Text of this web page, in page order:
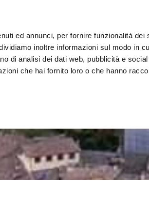
ed annunci, per fornire funzionalità dei
inoltre informazioni sul modo in
di analisi dei dati web, pubblicità e
che hai fornito loro o che hanno